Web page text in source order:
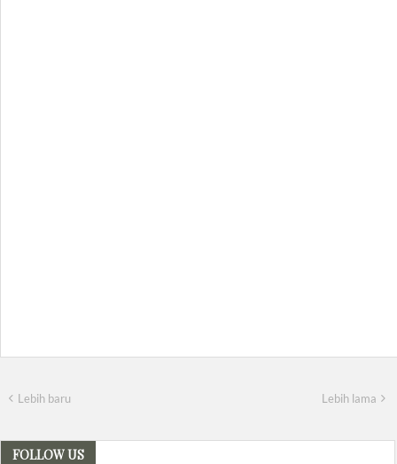
Lebih baru Lebih lama
FOLLOW US